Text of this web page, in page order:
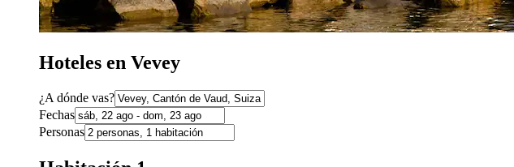
Hoteles en Vevey
¿A dónde vas?
Fechas
Personas